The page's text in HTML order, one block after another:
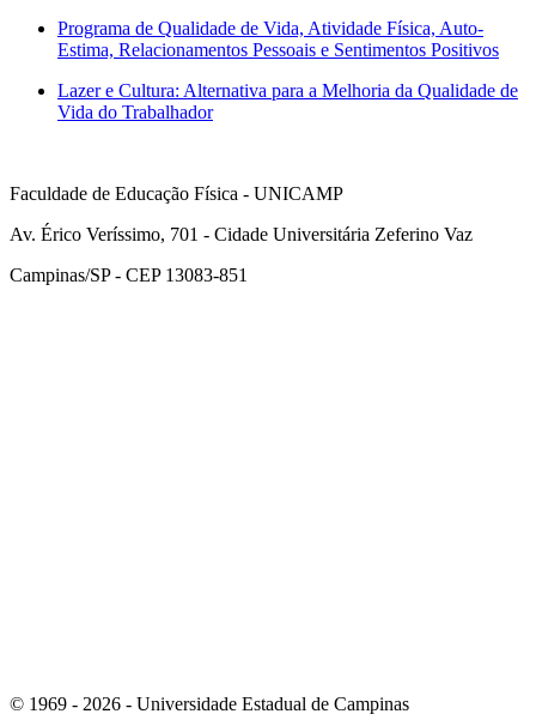
Programa de Qualidade de Vida, Atividade Física, Auto-
Estima, Relacionamentos Pessoais e Sentimentos Positivos
Lazer e Cultura: Alternativa para a Melhoria da Qualidade de
Vida do Trabalhador
Faculdade de Educação Física - UNICAMP
Av. Érico Veríssimo, 701 - Cidade Universitária Zeferino Vaz
Campinas/SP - CEP 13083-851
© 1969 - 2026 - Universidade Estadual de Campinas